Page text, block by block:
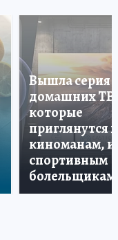
Вышла серия
домашних ТВ,
которые
приглянутся и
киноманам, и
спортивным
болельщикам